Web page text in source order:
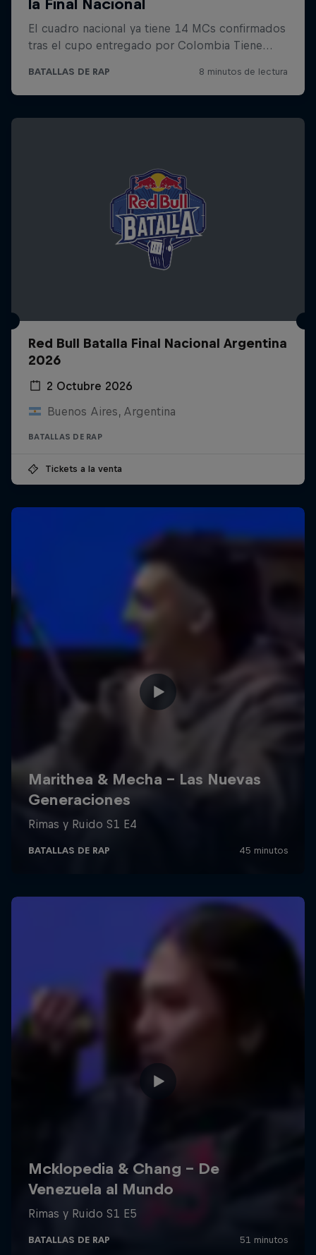
Red Bull Batalla Final Nacional Argentina
2026
2 Octubre 2026
Buenos Aires, Argentina
BATALLAS DE RAP
Tickets a la venta